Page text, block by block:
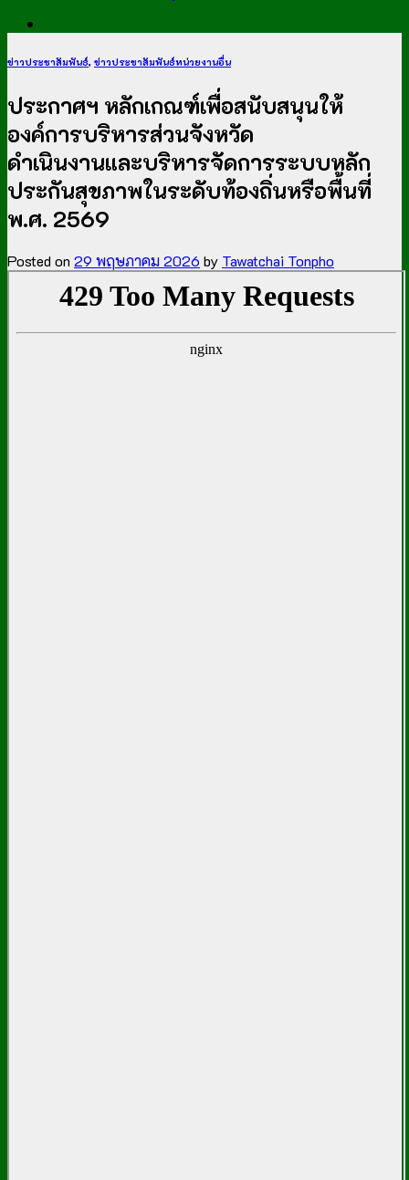
ข่าวประชาสัมพันธ์, ข่าวประชาสัมพันธ์หน่วยงานอื่น
ประกาศฯ หลักเกณฑ์เพื่อสนับสนุนให้
องค์การบริหารส่วนจังหวัด
ดำเนินงานและบริหารจัดการระบบหลัก
ประกันสุขภาพในระดับท้องถิ่นหรือพื้นที่
พ.ศ. 2569
Posted on 29 พฤษภาคม 2026 by Tawatchai Tonpho